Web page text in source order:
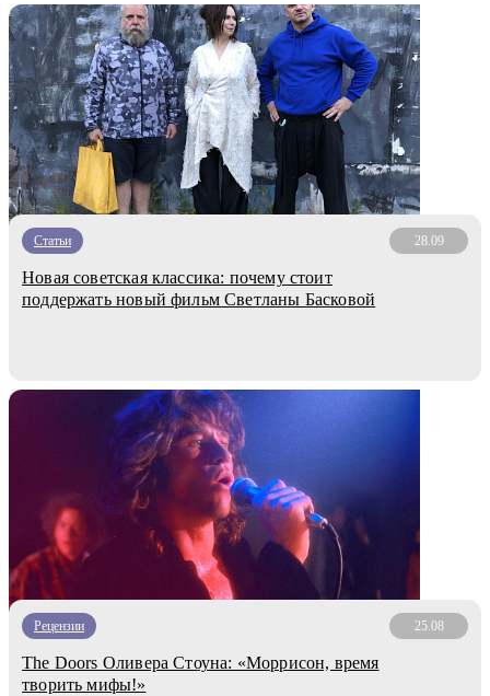
Статьи 28.09
Новая советская классика: почему стоит
поддержать новый фильм Светланы Басковой
Рецензии 25.08
The Doors Оливера Стоуна: «Моррисон, время
творить мифы!»